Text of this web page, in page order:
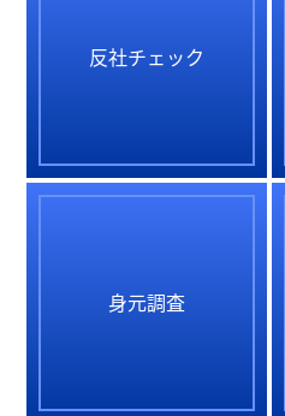
反社チェック
身元調査